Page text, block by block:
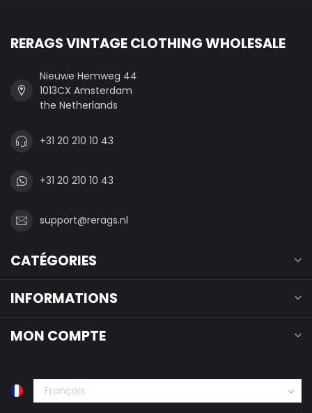
RERAGS VINTAGE CLOTHING WHOLESALE
Nieuwe Hemweg 44
1013CX Amsterdam
the Netherlands
+31 20 210 10 43
+31 20 210 10 43
support@rerags.nl
CATÉGORIES
INFORMATIONS
MON COMPTE